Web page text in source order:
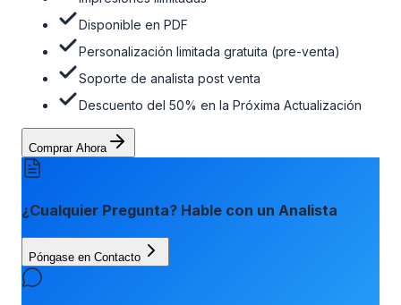
Disponible en PDF
Personalización limitada gratuita (pre-venta)
Soporte de analista post venta
Descuento del 50% en la Próxima Actualización
Comprar Ahora
¿Cualquier Pregunta? Hable con un Analista
Póngase en Contacto